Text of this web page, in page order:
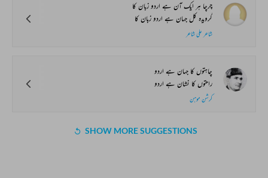
چرچا ہر ایک آن ہے اردو زبان کا
گرویدہ کل جہان ہے اردو زبان کا
شاعر علی شاعر
چاہتوں کا جہان ہے اردو
راحتوں کا نشان ہے اردو
کرشن موہن
SHOW MORE SUGGESTIONS